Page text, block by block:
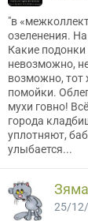
"в
озеленения.
Какие
невозможно,
возможно, тот
помойки.
мухи говно!
города
уплотняют,
улыбается...
Зяма
25/